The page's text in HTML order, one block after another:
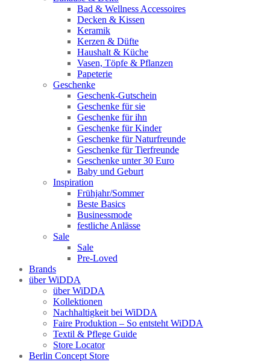
Bad & Wellness Accessoires
Decken & Kissen
Keramik
Kerzen & Düfte
Haushalt & Küche
Vasen, Töpfe & Pflanzen
Papeterie
Geschenke
Geschenk-Gutschein
Geschenke für sie
Geschenke für ihn
Geschenke für Kinder
Geschenke für Naturfreunde
Geschenke für Tierfreunde
Geschenke unter 30 Euro
Baby und Geburt
Inspiration
Frühjahr/Sommer
Beste Basics
Businessmode
festliche Anlässe
Sale
Sale
Pre-Loved
Brands
über WiDDA
über WiDDA
Kollektionen
Nachhaltigkeit bei WiDDA
Faire Produktion – So entsteht WiDDA
Textil & Pflege Guide
Store Locator
Berlin Concept Store